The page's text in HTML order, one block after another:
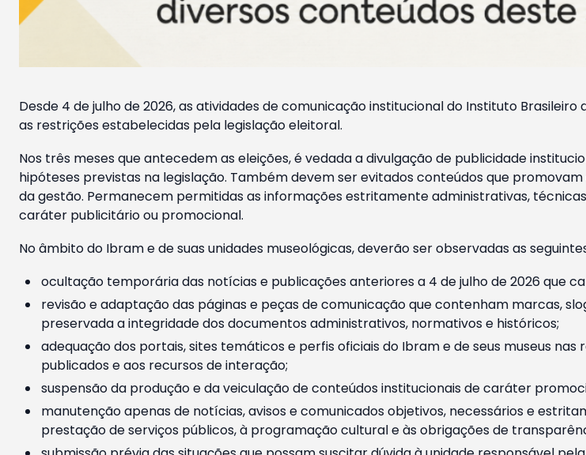
Desde 4 de julho de 2026, as atividades de comunicação institucional do Instituto
as restrições estabelecidas pela legislação eleitoral.
Nos três meses que antecedem as eleições, é vedada a divulgação de publicidade
hipóteses previstas na legislação. Também devem ser evitados conteúdos que
da gestão. Permanecem permitidas as informações estritamente administrativas,
caráter publicitário ou promocional.
No âmbito do Ibram e de suas unidades museológicas, deverão ser observadas as
ocultação temporária das notícias e publicações anteriores a 4 de julho de 2026 que
revisão e adaptação das páginas e peças de comunicação que contenham marcas,
preservada a integridade dos documentos administrativos, normativos e históricos;
adequação dos portais, sites temáticos e perfis oficiais do Ibram e de seus museus
publicados e aos recursos de interação;
suspensão da produção e da veiculação de conteúdos institucionais de caráter
manutenção apenas de notícias, avisos e comunicados objetivos, necessários e
prestação de serviços públicos, à programação cultural e às obrigações de